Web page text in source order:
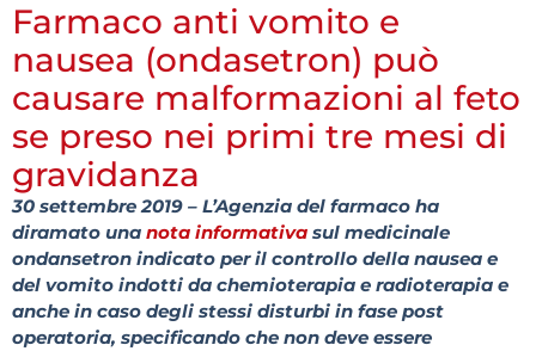
Farmaco anti vomito e
nausea (ondasetron) può
causare malformazioni al feto
se preso nei primi tre mesi di
gravidanza
30 settembre 2019 – L’Agenzia del farmaco ha
diramato una nota informativa sul medicinale
ondansetron indicato per il controllo della nausea e
del vomito indotti da chemioterapia e radioterapia e
anche in caso degli stessi disturbi in fase post
operatoria, specificando che non deve essere